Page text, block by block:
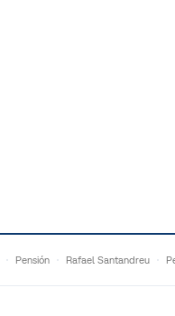
Pensión Rafael Santandreu